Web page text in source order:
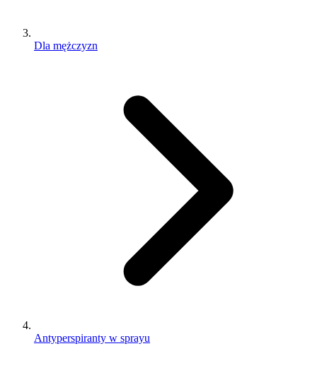
Dla mężczyzn
Antyperspiranty w sprayu